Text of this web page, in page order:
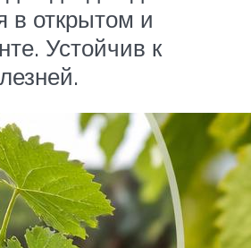
в открытом и
Устойчив к